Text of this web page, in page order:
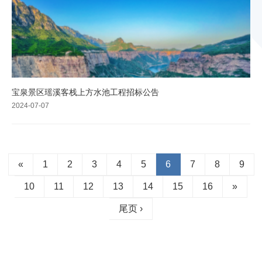
宝泉景区瑶溪客栈上方水池工程招标公告
2024-07-07
« 1 2 3 4 5 6 7 8 9
10 11 12 13 14 15 16 »
尾页 ›